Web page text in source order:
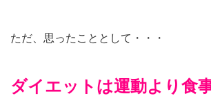
ただ、思ったこととして・・・
ダイエットは運動より食